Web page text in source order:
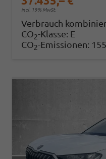
incl. 19% MwSt.
Verbrauch
CO2-Klasse: E
CO2-Emissionen: